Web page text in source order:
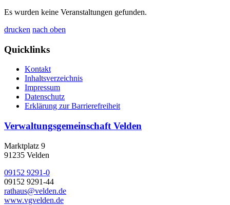
Es wurden keine Veranstaltungen gefunden.
drucken nach oben
Quicklinks
Kontakt
Inhaltsverzeichnis
Impressum
Datenschutz
Erklärung zur Barrierefreiheit
Verwaltungsgemeinschaft Velden
Marktplatz 9
91235 Velden
09152 9291-0
09152 9291-44
rathaus@velden.de
www.vgvelden.de